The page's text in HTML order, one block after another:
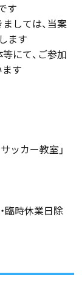
す
しては、当案
ます
にて、ご参加
す
ッカー教室」
臨時休業日除